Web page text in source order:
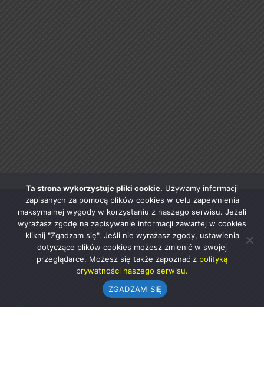
Ta strona wykorzystuje pliki cookie. Używamy informacji
zapisanych za pomocą plików cookies w celu zapewnienia
maksymalnej wygody w korzystaniu z naszego serwisu. Jeżeli
wyrażasz zgodę na zapisywanie informacji zawartej w cookies
kliknij "Zgadzam się". Jeśli nie wyrażasz zgody, ustawienia
dotyczące plików cookies możesz zmienić w swojej
przeglądarce. Możesz się także zapoznać z polityką
prywatności naszego serwisu.
ZGADZAM SIĘ